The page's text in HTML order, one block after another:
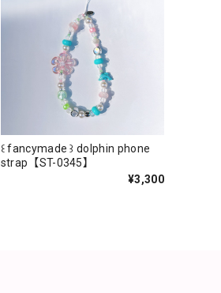
꒰ fancymade ꒱ dolphin phone
strap【ST-0345】
¥3,300